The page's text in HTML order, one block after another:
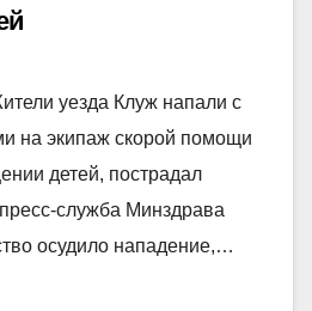
уезда Клуж напали с
на экипаж скорой помощи
детей, пострадал
служба Минздрава
осудило нападение,…